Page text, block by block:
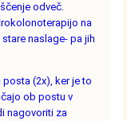
odveč.
na
naslage- pa jih
(2x), ker je to
ob postu v
nagovoriti za